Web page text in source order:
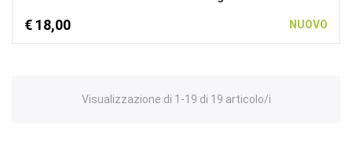
€ 18,00 NUOVO
Visualizzazione di 1-19 di 19 articolo/i